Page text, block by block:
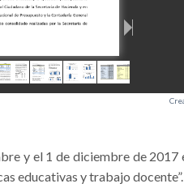
y el 1 de diciembre de 2017
educativas y trabajo docente”.